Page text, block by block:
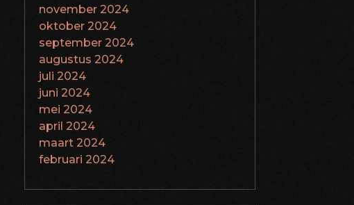
november 2024
oktober 2024
september 2024
augustus 2024
juli 2024
juni 2024
mei 2024
april 2024
maart 2024
februari 2024